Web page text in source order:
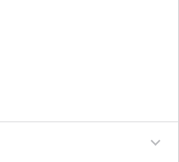
expand_more